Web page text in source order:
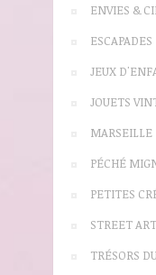
ENVIES &
ESCAPADES
JEUX
JOUETS
MARSEILLE
PÉCHÉ
PETITES
STREET ART
TRÉSORS